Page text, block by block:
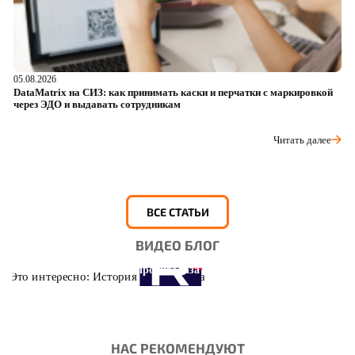
05.08.2026
DataMatrix на СИЗ: как принимать каски и перчатки с маркировкой
через ЭДО и выдавать сотрудникам
Читать далее
ВСЕ СТАТЬИ
ВИДЕО БЛОГ
Это интересно: История противогаза
НАС РЕКОМЕНДУЮТ